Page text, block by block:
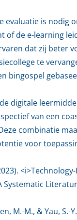
evaluatie is nodig
of de e-learning
dat zij beter
te
bingospel
digitale
van een
combinatie
voor
M.-M., & Yau,